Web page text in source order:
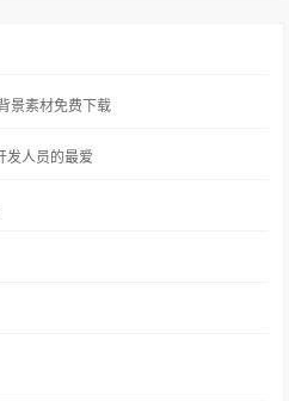
景素材免费下载
发人员的最爱